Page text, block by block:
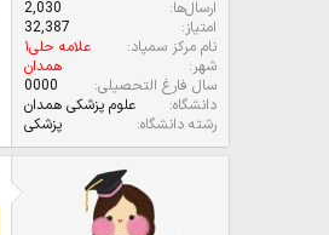
ارسال‌ها
2,030
امتیاز
32,387
نام مرکز سمپاد
علامه حلی۱
شهر
همدان
سال فارغ التحصیلی
0000
دانشگاه
علوم‌ پزشکی همدان
رشته دانشگاه
پزشکی